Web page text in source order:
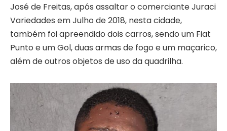
José de Freitas, após assaltar o comerciante Juraci
Variedades em Julho de 2018, nesta cidade,
também foi apreendido dois carros, sendo um Fiat
Punto e um Gol, duas armas de fogo e um maçarico,
além de outros objetos de uso da quadrilha.